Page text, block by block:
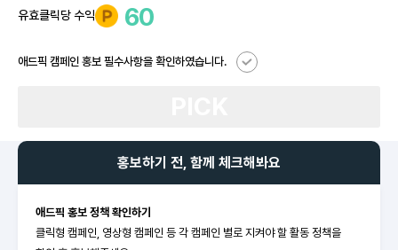
유효클릭당 수익 60
애드픽 캠페인 홍보 필수사항을 확인하였습니다.
홍보하기 전, 함께 체크해봐요
애드픽 홍보 정책 확인하기
클릭형 캠페인, 영상형 캠페인 등 각 캠페인 별로 지켜야 할 활동 정책을